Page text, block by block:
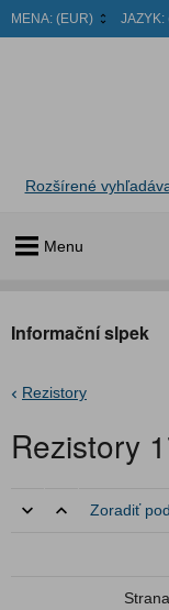
MENA: (EUR) JAZYK:
Menu
Rozšírené
Informační slpek
Rezistory
Rezistory
Zoradiť
Strana